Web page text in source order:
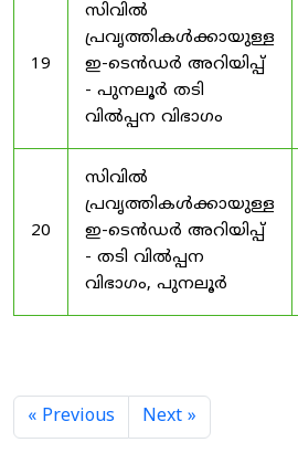
19
സിവിൽ
പ്രവൃത്തികൾക്കായുള്ള
ഇ-ടെൻഡർ അറിയിപ്പ്
- പുനലൂർ തടി
വിൽപ്പന വിഭാഗം
20
സിവിൽ
പ്രവൃത്തികൾക്കായുള്ള
ഇ-ടെൻഡർ അറിയിപ്പ്
- തടി വിൽപ്പന
വിഭാഗം, പുനലൂർ
« Previous Next »